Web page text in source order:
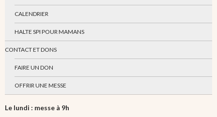
CALENDRIER
HALTE SPI POUR MAMANS
CONTACT ET DONS
FAIRE UN DON
OFFRIR UNE MESSE
Le lundi : messe à 9h